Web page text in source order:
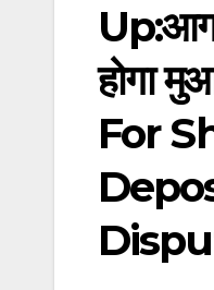
होगा
For